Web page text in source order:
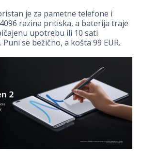
je za pametne telefone i
razina pritiska, a baterija traje
upotrebu ili 10 sati
se bežično, a košta 99 EUR.